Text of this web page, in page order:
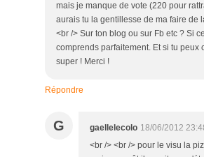
mais je manque de vote (220 pour
aurais tu la gentillesse de ma faire de
<br /> Sur ton blog ou sur Fb etc ? Si
comprends parfaitement. Et si tu peux
super ! Merci !
Répondre
G gaellelecolo 18/06/2012
<br /> <br /> pour le visu la